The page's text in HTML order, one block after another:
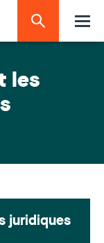
les
juridiques